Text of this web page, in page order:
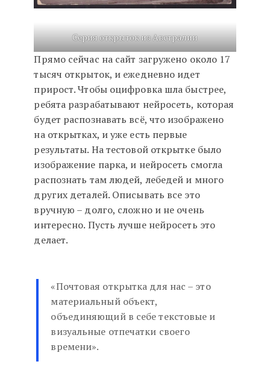
Серия открыток из Австралии
Прямо сейчас на сайт загружено около 17
тысяч открыток, и ежедневно идет
прирост. Чтобы оцифровка шла быстрее,
ребята разрабатывают нейросеть, которая
будет распознавать всё, что изображено
на открытках, и уже есть первые
результаты. На тестовой открытке было
изображение парка, и нейросеть смогла
распознать там людей, лебедей и много
других деталей. Описывать все это
вручную – долго, сложно и не очень
интересно. Пусть лучше нейросеть это
делает.
«Почтовая открытка для нас – это
материальный объект,
объединяющий в себе текстовые и
визуальные отпечатки своего
времени».